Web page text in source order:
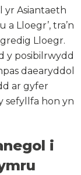
yr Asiantaeth
a Lloegr’, tra’n
Lloegr.
y posibilrwydd
daearyddol
ar gyfer
sefyllfa hon yn
i